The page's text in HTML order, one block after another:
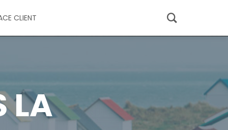
CLIENT
LA